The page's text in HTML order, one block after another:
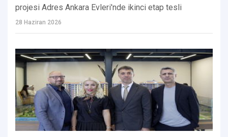
projesi Adres Ankara Evleri'nde ikinci etap tesli
28 Haziran 2026